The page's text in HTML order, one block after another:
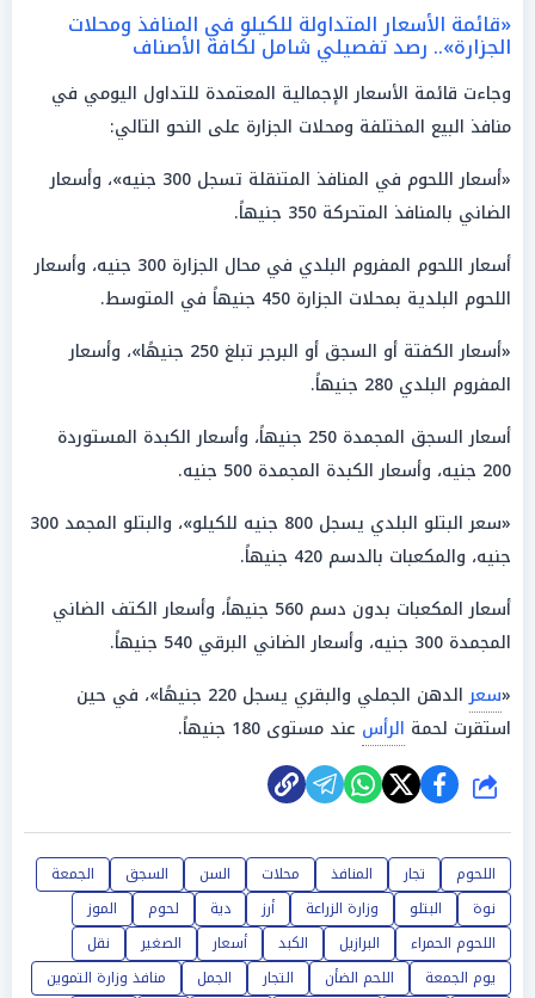
«قائمة الأسعار المتداولة للكيلو في المنافذ ومحلات
الجزارة».. رصد تفصيلي شامل لكافة الأصناف
وجاءت قائمة الأسعار الإجمالية المعتمدة للتداول اليومي في
منافذ البيع المختلفة ومحلات الجزارة على النحو التالي:
«أسعار اللحوم في المنافذ المتنقلة تسجل 300 جنيه»، وأسعار
الضاني بالمنافذ المتحركة 350 جنيهاً.
أسعار اللحوم المفروم البلدي في محال الجزارة 300 جنيه، وأسعار
اللحوم البلدية بمحلات الجزارة 450 جنيهاً في المتوسط.
«أسعار الكفتة أو السجق أو البرجر تبلغ 250 جنيهًا»، وأسعار
المفروم البلدي 280 جنيهاً.
أسعار السجق المجمدة 250 جنيهاً، وأسعار الكبدة المستوردة
200 جنيه، وأسعار الكبدة المجمدة 500 جنيه.
«سعر البتلو البلدي يسجل 800 جنيه للكيلو»، والبتلو المجمد 300
جنيه، والمكعبات بالدسم 420 جنيهاً.
أسعار المكعبات بدون دسم 560 جنيهاً، وأسعار الكتف الضاني
المجمدة 300 جنيه، وأسعار الضاني البرقي 540 جنيهاً.
«سعر
الدهن الجملي والبقري يسجل 220 جنيهًا»، في حين
استقرت لحمة الرأس عند مستوى 180 جنيهاً.
شارك
اللحوم تجار المنافذ محلات السن السجق
الجمعة
نوة
البتلو وزارة الزراعة أرز دية لحوم
الموز
اللحوم الحمراء
البرازيل الكبد أسعار الصغير
نقل
يوم الجمعة
اللحم الضأن التجار الجمل
منافذ وزارة التموين